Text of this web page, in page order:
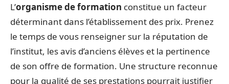
L’organisme de formation constitue un facteur
déterminant dans l’établissement des prix. Prenez
le temps de vous renseigner sur la réputation de
l’institut, les avis d’anciens élèves et la pertinence
de son offre de formation. Une structure reconnue
pour la qualité de ses prestations pourrait justifier